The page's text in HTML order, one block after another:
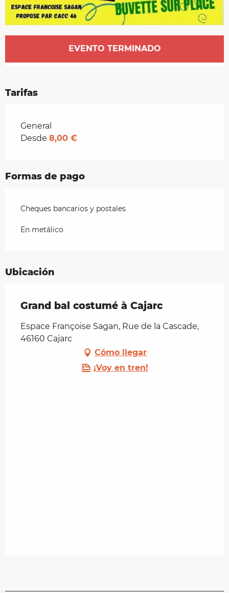
Horarios y datos de contacto
EVENTO TERMINADO
Tarifas
Tarifas 2026
General
Desde 8,00 €
Formas de pago
Cheques bancarios y postales
En metálico
Ubicación
Grand bal costumé à Cajarc
Espace Françoise Sagan, Rue de la Cascade,
46160 Cajarc
Cómo llegar
¡Voy en tren!